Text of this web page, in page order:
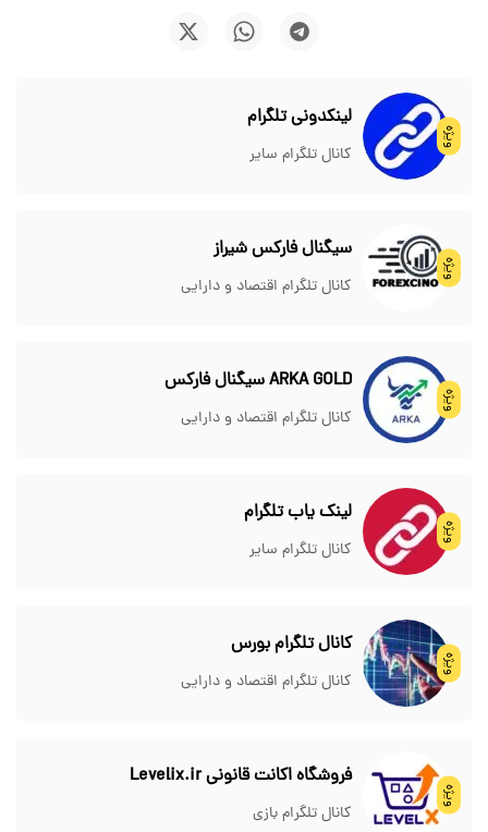
ویژه
لینکدونی تلگرام
کانال تلگرام سایر
ویژه
سیگنال فارکس شیراز
کانال تلگرام اقتصاد و دارایی
ویژه
ARKA GOLD سیگنال فارکس
کانال تلگرام اقتصاد و دارایی
ویژه
لینک یاب تلگرام
کانال تلگرام سایر
ویژه
کانال تلگرام بورس
کانال تلگرام اقتصاد و دارایی
ویژه
فروشگاه اکانت قانونی Levelix.ir
کانال تلگرام بازی